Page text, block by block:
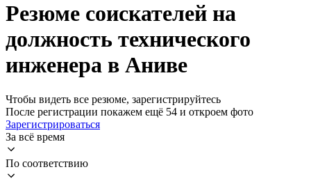
Резюме соискателей на
должность технического
инженера в Аниве
Чтобы видеть все резюме, зарегистрируйтесь
После регистрации покажем ещё 54 и откроем фото
Зарегистрироваться
За всё время
По соответствию